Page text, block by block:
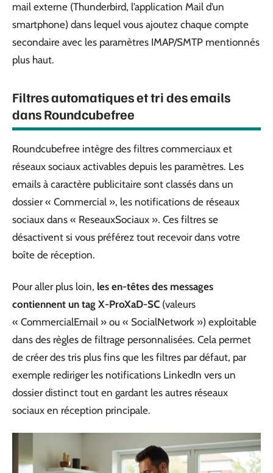
mail externe (Thunderbird, l’application Mail d’un
smartphone) dans lequel vous ajoutez chaque compte
secondaire avec les paramètres IMAP/SMTP mentionnés
plus haut.
Filtres automatiques et tri des emails
dans Roundcubefree
Roundcubefree intègre des filtres commerciaux et
réseaux sociaux activables depuis les paramètres. Les
emails à caractère publicitaire sont classés dans un
dossier « Commercial », les notifications de réseaux
sociaux dans « ReseauxSociaux ». Ces filtres se
désactivent si vous préférez tout recevoir dans votre
boîte de réception.
Pour aller plus loin, les en-têtes des messages
contiennent un tag X-ProXaD-SC (valeurs
« CommercialEmail » ou « SocialNetwork ») exploitable
dans des règles de filtrage personnalisées. Cela permet
de créer des tris plus fins que les filtres par défaut, par
exemple rediriger les notifications LinkedIn vers un
dossier distinct tout en gardant les autres réseaux
sociaux en réception principale.